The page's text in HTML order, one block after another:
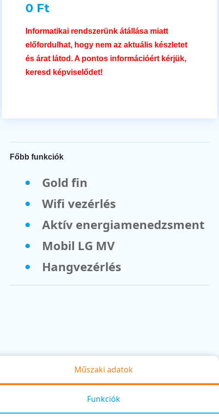
0 Ft
Informatikai rendszerünk átállása miatt
előfordulhat, hogy nem az aktuális készletet
és árat látod. A pontos információért kérjük,
keresd képviselődet!
Főbb funkciók
Gold fin
Wifi vezérlés
Aktív energiamenedzsment
Mobil LG MV
Hangvezérlés
Műszaki adatok
Funkciók